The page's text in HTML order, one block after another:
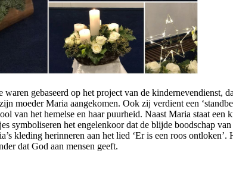
gebaseerd op het project van de kindernevendienst,
moeder Maria aangekomen. Ook zij verdient een
van het hemelse en haar puurheid. Naast Maria staat een
symboliseren het engelenkoor dat de blijde boodschap
kleding herinneren aan het lied ‘Er is een roos ontloken’.
dat God aan mensen geeft.